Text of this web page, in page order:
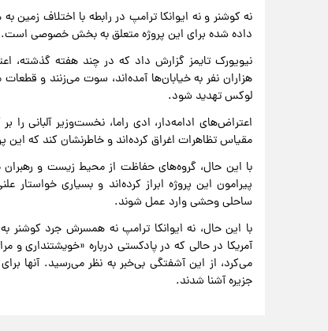
نه کوشنر و نه ایوانکا ترامپ در رابطه با اختلاف
داده شده برای این پروژه متعلق به بخش خصوصی است.
نیویورک تایمز گزارش داد که در چند هفته گذشته،
هزاران نفر به خیابان‌ها آمده‌اند، سوت می‌زنند و
لوکس تهدید شود.
اعتراض‌های ادامه‌دار، ادی راما، نخست‌وزیر آلبانی
مقیاس تظاهرات اغراق کرده‌اند و خاطرنشان کند که
با این حال، گروه‌های حفاظت از محیط زیست و
پیرامون این پروژه ابراز کرده‌اند و بسیاری
ساحلی وحشی وارد عمل شوند.
با این حال، نه ایوانکا ترامپ نه همسرش جرد کوشنر
آمریکا در حالی که در پادکستی درباره «خویشتنداری
می‌کرد، از این آشفتگی بی‌خبر به نظر می‌رسید. آنها
جزیره آشنا شدند.